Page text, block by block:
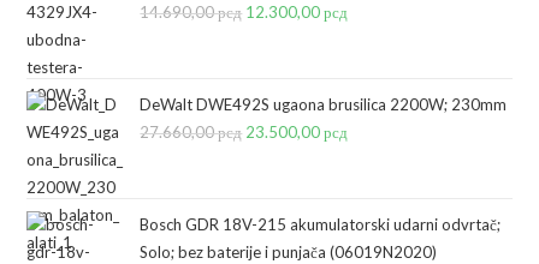
14.690,00рсд Originalna
bila:
14.690,00 рсд.
12.300,00рсд
12.300,00 рсд.
DeWalt DWE492S ugaona brusilica 2200W; 230mm
27.660,00рсд Originalna
bila:
27.660,00 рсд.
23.500,00рсд
23.500,00 рсд.
Bosch GDR 18V-215 akumulatorski udarni odvrtač;
Solo; bez baterije i punjača (06019N2020)